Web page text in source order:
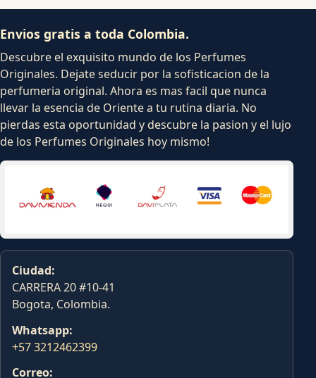
Envios gratis a toda Colombia.
Descubre el exquisito mundo de los Perfumes
Originales. Dejate seducir por la sofisticacion de la
perfumeria original. Ahora es mas facil que nunca
llevar la esencia de Oriente a tu rutina diaria. No
pierdas esta oportunidad y descubre la pasion y el lujo
de los Perfumes Originales hoy mismo!
Ciudad:
CARRERA 20 #10-41
Bogota, Colombia.
Whatsapp:
+57 3212462399
Correo: